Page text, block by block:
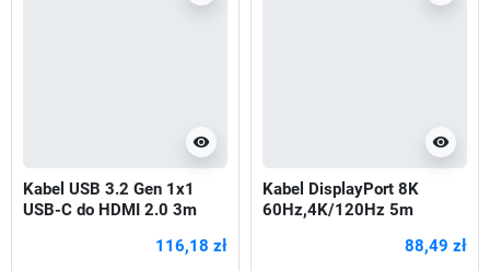
visibility
Kabel USB 3.2 Gen 1x1
USB-C do HDMI 2.0 3m
116,18 zł
visibility
Kabel DisplayPort 8K
60Hz,4K/120Hz 5m
88,49 zł